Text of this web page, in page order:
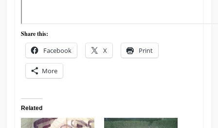
Share this:
Facebook X Print
More
Related